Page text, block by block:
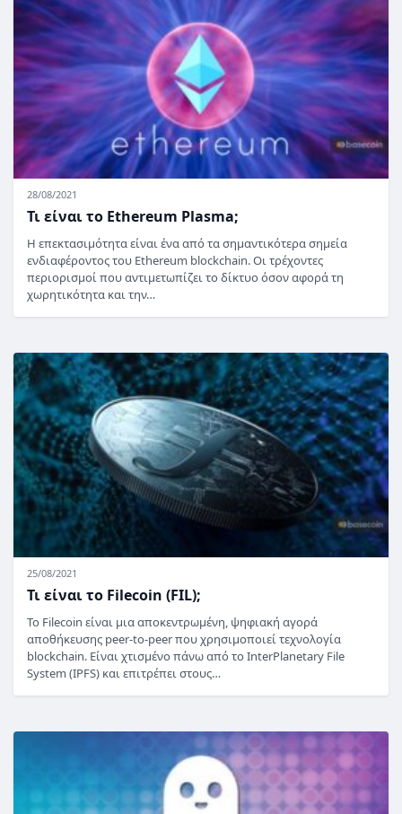
28/08/2021
Τι είναι το Ethereum Plasma;
Η επεκτασιμότητα είναι ένα από τα σημαντικότερα σημεία
ενδιαφέροντος του Ethereum blockchain. Οι τρέχοντες
περιορισμοί που αντιμετωπίζει το δίκτυο όσον αφορά τη
χωρητικότητα και την…
25/08/2021
Τι είναι το Filecoin (FIL);
Το Filecoin είναι μια αποκεντρωμένη, ψηφιακή αγορά
αποθήκευσης peer-to-peer που χρησιμοποιεί τεχνολογία
blockchain. Είναι χτισμένο πάνω από το InterPlanetary File
System (IPFS) και επιτρέπει στους…